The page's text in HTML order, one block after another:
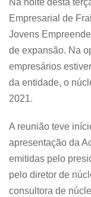
Na noite desta
Empresarial de
Jovens
de expansão. Na
empresários
da entidade, o
2021.
A reunião teve
apresentação da
emitidas pelo
pelo diretor de
consultora de